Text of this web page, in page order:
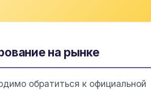
на рынке
обратиться к официальной